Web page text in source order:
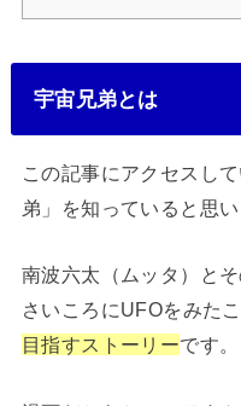
宇宙兄弟とは
この記事にアクセスし
弟」を知っていると思
南波六太（ムッタ）と
さいころにUFOをみた
目指すストーリーです。